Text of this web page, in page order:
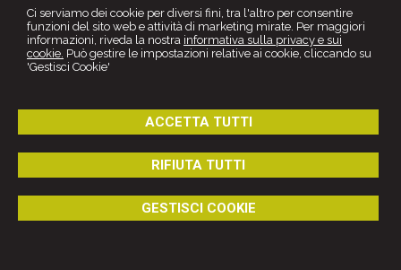
Ci serviamo dei cookie per diversi fini, tra l'altro per consentire
funzioni del sito web e attività di marketing mirate. Per maggiori
informazioni, riveda la nostra informativa sulla privacy e sui
cookie. Può gestire le impostazioni relative ai cookie, cliccando su
'Gestisci Cookie'
ACCETTA TUTTI
RIFIUTA TUTTI
GESTISCI COOKIE
© 2026 Copyright Studio Legale Russo. Tutti i diritti riservati | P.IVA
03170180719 |Gestisci Cookie-Sitemap-Privacy-Cookie policy-
Credits